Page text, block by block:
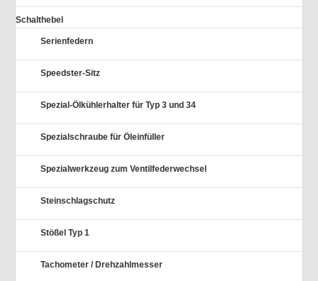
Schalthebel
Serienfedern
Speedster-Sitz
Spezial-Ölkühlerhalter für Typ 3 und 34
Spezialschraube für Öleinfüller
Spezialwerkzeug zum Ventilfederwechsel
Steinschlagschutz
Stößel Typ 1
Tachometer / Drehzahlmesser